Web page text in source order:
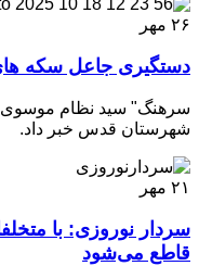
۲۶ مهر
دستگیری جاعل سکه
سرهنگ" سید نظام
شهرستان قدس خبر داد.
۲۱ مهر
سردار نوروزی: با
قاطع می‌شود